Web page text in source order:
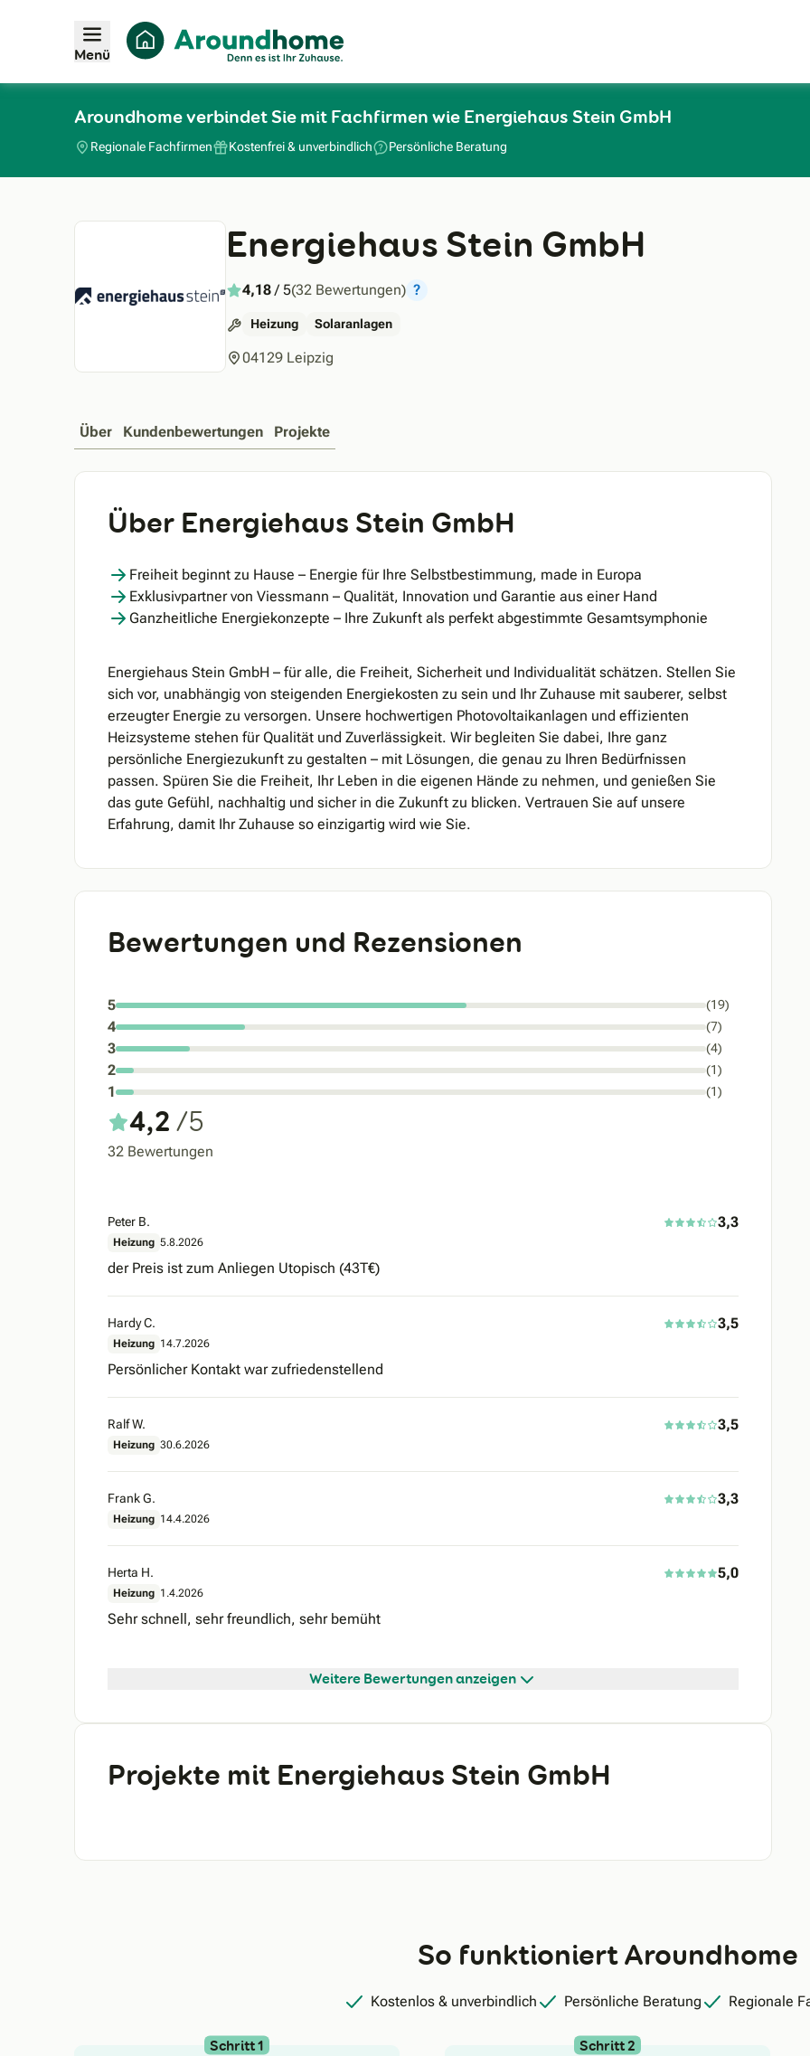
Menü
Aroundhome verbindet Sie mit Fachfirmen wie Energiehaus Stein GmbH
Regionale Fachfirmen Kostenfrei & unverbindlich Persönliche Beratung
Energiehaus Stein GmbH
4,18/ 5(32 Bewertungen) ?
Heizung Solaranlagen
04129 Leipzig
Über Kundenbewertungen Projekte
Über Energiehaus Stein GmbH
Freiheit beginnt zu Hause – Energie für Ihre Selbstbestimmung, made in Europa
Exklusivpartner von Viessmann – Qualität, Innovation und Garantie aus einer Hand
Ganzheitliche Energiekonzepte – Ihre Zukunft als perfekt abgestimmte Gesamtsymphonie
Energiehaus Stein GmbH – für alle, die Freiheit, Sicherheit und Individualität schätzen. Stellen Sie
sich vor, unabhängig von steigenden Energiekosten zu sein und Ihr Zuhause mit sauberer, selbst
erzeugter Energie zu versorgen. Unsere hochwertigen Photovoltaikanlagen und effizienten
Heizsysteme stehen für Qualität und Zuverlässigkeit. Wir begleiten Sie dabei, Ihre ganz
persönliche Energiezukunft zu gestalten – mit Lösungen, die genau zu Ihren Bedürfnissen
passen. Spüren Sie die Freiheit, Ihr Leben in die eigenen Hände zu nehmen, und genießen Sie
das gute Gefühl, nachhaltig und sicher in die Zukunft zu blicken. Vertrauen Sie auf unsere
Erfahrung, damit Ihr Zuhause so einzigartig wird wie Sie.
Bewertungen und Rezensionen
5 (19)
4 (7)
3 (4)
2 (1)
1 (1)
4,2 /5
32 Bewertungen
Peter B. 3,3
Heizung 5.8.2026
der Preis ist zum Anliegen Utopisch (43T€)
Hardy C. 3,5
Heizung 14.7.2026
Persönlicher Kontakt war zufriedenstellend
Ralf W. 3,5
Heizung 30.6.2026
Frank G. 3,3
Heizung 14.4.2026
Herta H. 5,0
Heizung 1.4.2026
Sehr schnell, sehr freundlich, sehr bemüht
Weitere Bewertungen anzeigen
Projekte mit Energiehaus Stein GmbH
So funktioniert Aroundhome
Kostenlos & unverbindlich Persönliche Beratung Regionale
Schritt 1 Schritt 2